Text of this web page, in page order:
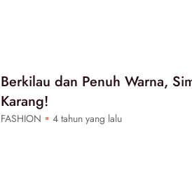
Berkilau dan Penuh Warna,
Karang!
FASHION 4 tahun yang lalu